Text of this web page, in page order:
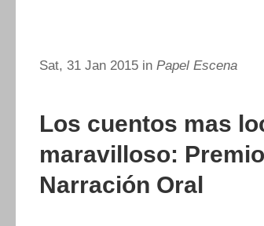
Sat, 31 Jan 2015 in Papel Escena
Los cuentos mas
maravilloso:
Narración Oral